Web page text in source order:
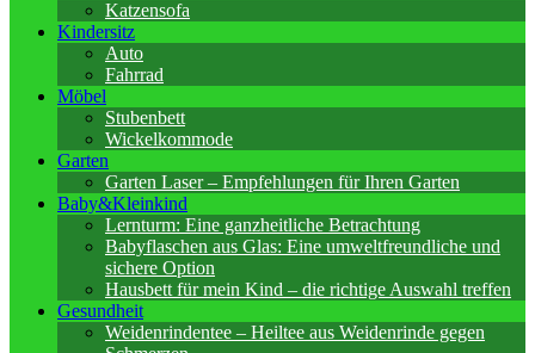
Katzensofa
Kindersitz
Auto
Fahrrad
Möbel
Stubenbett
Wickelkommode
Garten
Garten Laser – Empfehlungen für Ihren Garten
Baby&Kleinkind
Lernturm: Eine ganzheitliche Betrachtung
Babyflaschen aus Glas: Eine umweltfreundliche und
sichere Option
Hausbett für mein Kind – die richtige Auswahl treffen
Gesundheit
Weidenrindentee – Heiltee aus Weidenrinde gegen